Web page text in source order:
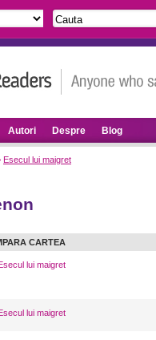
Autori Despre Blog
Esecul lui maigret
CARTEA
lui maigret
lui maigret